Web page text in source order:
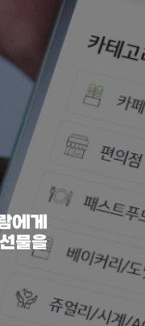
에게
물을